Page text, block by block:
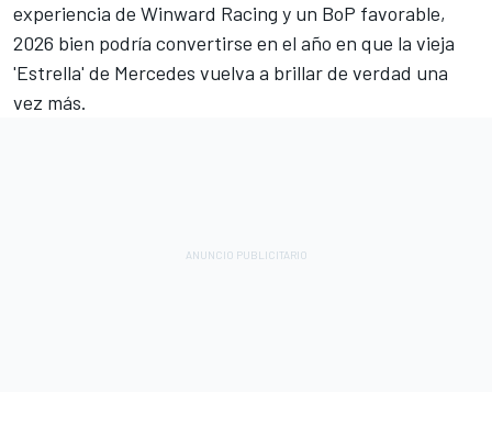
experiencia de Winward Racing y un BoP favorable,
2026 bien podría convertirse en el año en que la vieja
'Estrella' de Mercedes vuelva a brillar de verdad una
vez más.